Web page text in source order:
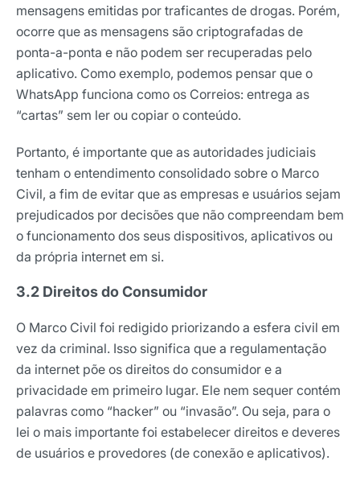
mensagens emitidas por traficantes de drogas. Porém,
ocorre que as mensagens são criptografadas de
ponta-a-ponta e não podem ser recuperadas pelo
aplicativo. Como exemplo, podemos pensar que o
WhatsApp funciona como os Correios: entrega as
“cartas” sem ler ou copiar o conteúdo.
Portanto, é importante que as autoridades judiciais
tenham o entendimento consolidado sobre o Marco
Civil, a fim de evitar que as empresas e usuários sejam
prejudicados por decisões que não compreendam bem
o funcionamento dos seus dispositivos, aplicativos ou
da própria internet em si.
3.2 Direitos do Consumidor
O Marco Civil foi redigido priorizando a esfera civil em
vez da criminal. Isso significa que a regulamentação
da internet põe os direitos do consumidor e a
privacidade em primeiro lugar. Ele nem sequer contém
palavras como “hacker” ou “invasão”. Ou seja, para o
lei o mais importante foi estabelecer direitos e deveres
de usuários e provedores (de conexão e aplicativos).